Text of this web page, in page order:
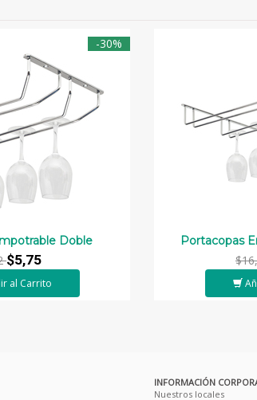
-30%
Doble
$5,75
al Carrito
Portacopas
INFORMACIÓN
Nuestros locales